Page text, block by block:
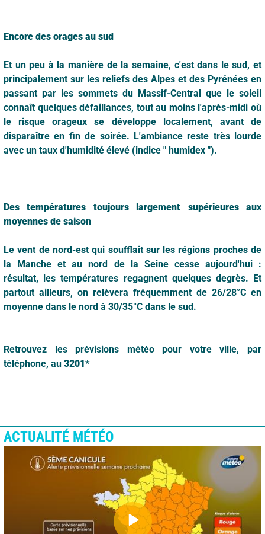
Encore des orages au sud
Et un peu à la manière de la semaine, c'est dans le sud, et
principalement sur les reliefs des Alpes et des Pyrénées en
passant par les sommets du Massif-Central que le soleil
connaît quelques défaillances, tout au moins l'après-midi où
le risque orageux se développe localement, avant de
disparaître en fin de soirée. L'ambiance reste très lourde
avec un taux d'humidité élevé (indice " humidex ").
Des températures toujours largement supérieures aux
moyennes de saison
Le vent de nord-est qui soufflait sur les régions proches de
la Manche et au nord de la Seine cesse aujourd'hui :
résultat, les températures regagnent quelques degrès. Et
partout ailleurs, on relèvera fréquemment de 26/28°C en
moyenne dans le nord à 30/35°C dans le sud.
Retrouvez les prévisions météo pour votre ville, par
téléphone, au 3201*
ACTUALITÉ MÉTÉO